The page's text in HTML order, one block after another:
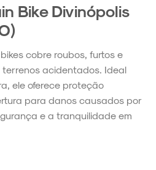
Bike Divinópolis
cobre roubos, furtos e
acidentados. Ideal
ele oferece proteção
para danos causados por
e a tranquilidade em